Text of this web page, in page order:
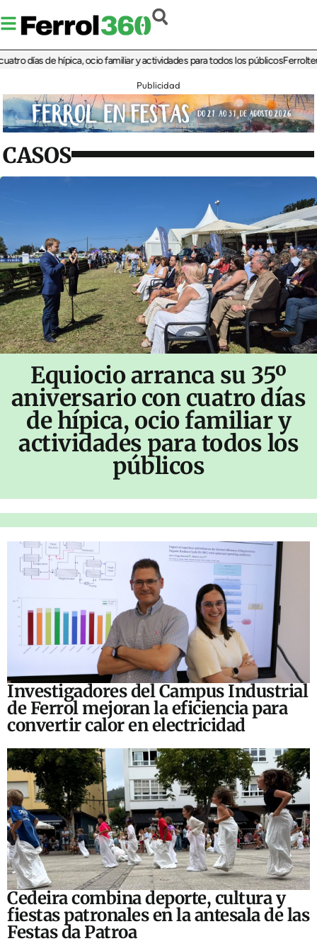
de hípica, ocio familiar y actividades para todos los públicosFerrolterra
Publicidad
CASOS
Equiocio arranca su 35º
aniversario con cuatro días
de hípica, ocio familiar y
actividades para todos los
públicos
Investigadores del Campus Industrial
de Ferrol mejoran la eficiencia para
convertir calor en electricidad
Cedeira combina deporte, cultura y
fiestas patronales en la antesala de las
Festas da Patroa